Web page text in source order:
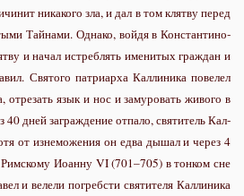
ни­ка­ко­го зла, и дал в том клят­ву пе­ред
Тай­на­ми. Од­на­ко, вой­дя в Кон­стан­ти­но­
и на­чал ис­треб­лять име­ни­тых граж­дан и
Свя­то­го пат­ри­ар­ха Кал­ли­ни­ка по­ве­лел
от­ре­зать язык и нос и за­му­ро­вать жи­во­го в
40 дней за­граж­де­ние от­па­ло, свя­ти­тель Кал­
от из­не­мо­же­ния он ед­ва ды­шал и через 4
Иоан­ну VI (701–705) в тон­ком сне
и ве­ле­ли по­греб­сти свя­ти­те­ля Кал­ли­ни­ка